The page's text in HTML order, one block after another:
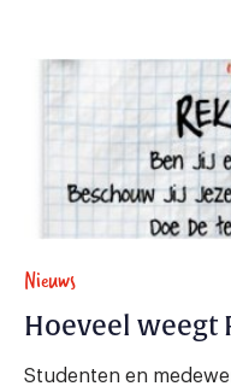
Nieuws
Hoeveel weegt
Studenten en